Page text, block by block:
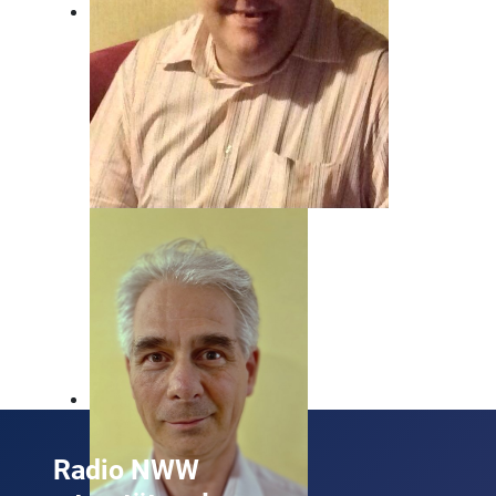
Unser Mann, wenn's um Rock geht!
Radio NWW